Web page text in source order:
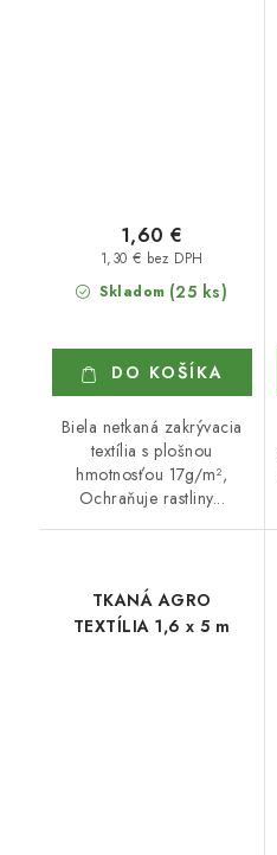
Skladom (25 ks)
1,30 € bez DPH
1,60 €
DO KOŠÍKA
Biela netkaná zakrývacia
textília s plošnou
hmotnosťou 17g/m²,
Ochraňuje rastliny...
TKANÁ AGRO
TEXTÍLIA 1,6 x 5 m